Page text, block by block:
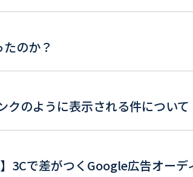
のか？
のように表示される件について
3Cで差がつくGoogle広告オー